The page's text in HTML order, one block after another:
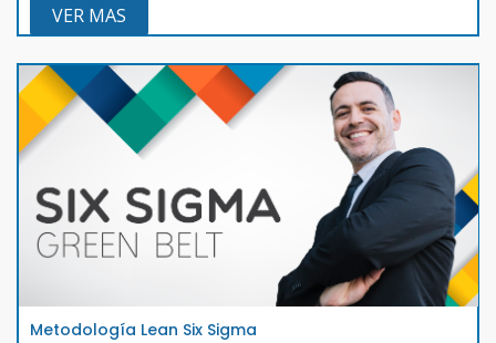
VER MAS
Metodología Lean Six Sigma